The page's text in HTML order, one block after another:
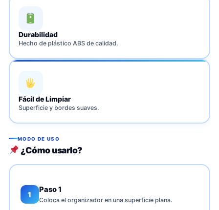
Durabilidad
Hecho de plástico ABS de calidad.
Fácil de Limpiar
Superficie y bordes suaves.
MODO DE USO
¿Cómo usarlo?
1
Paso 1
Coloca el organizador en una superficie plana.